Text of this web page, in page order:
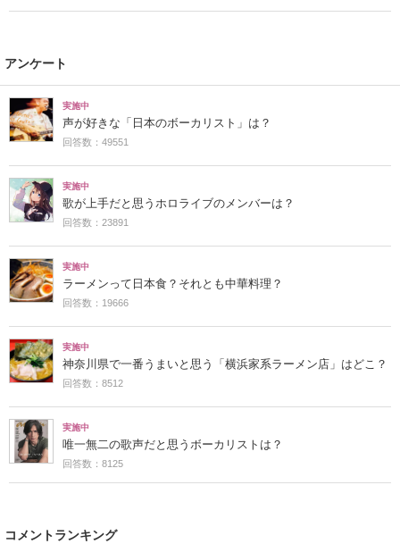
アンケート
実施中
声が好きな「日本のボーカリスト」は？
回答数：49551
実施中
歌が上手だと思うホロライブのメンバーは？
回答数：23891
実施中
ラーメンって日本食？それとも中華料理？
回答数：19666
実施中
神奈川県で一番うまいと思う「横浜家系ラーメン店」はどこ？
回答数：8512
実施中
唯一無二の歌声だと思うボーカリストは？
回答数：8125
コメントランキング